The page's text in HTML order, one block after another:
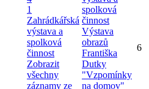
1
Zahrádkářská
výstava a
spolková
činnost
Zobrazit
všechny
záznamy ze
spolková
činnost
Výstava
obrazů
Františka
Dutky
"Vzpomínky
na domov"
6